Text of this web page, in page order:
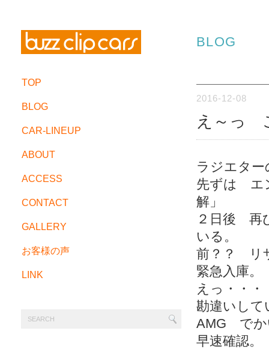
TOP
BLOG
CAR-LINEUP
ABOUT
ACCESS
CONTACT
GALLERY
お客様の声
LINK
BLOG
2016-12-08
え～っ
ラジエタ
先ずは エ
解」
２日後 再
いる。
前？？ リ
緊急入庫。
えっ・・
勘違いし
AMG でか
早速確認